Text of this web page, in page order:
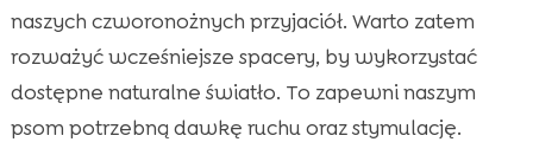
naszych czworonożnych przyjaciół. Warto zatem
rozważyć wcześniejsze spacery, by wykorzystać
dostępne naturalne światło. To zapewni naszym
psom potrzebną dawkę ruchu oraz stymulację.